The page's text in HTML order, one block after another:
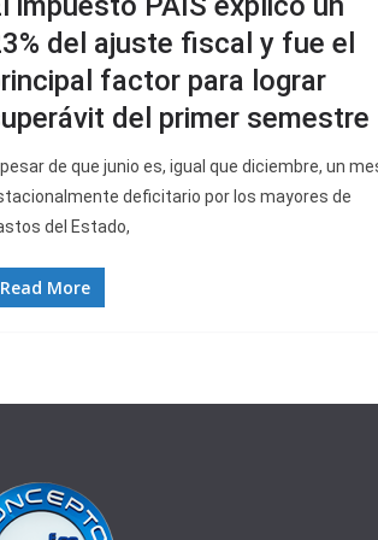
del ajuste fiscal y fue el
factor para lograr
del primer semestre
de que junio es, igual que diciembre, un
deficitario por los mayores de
del Estado,
Read More